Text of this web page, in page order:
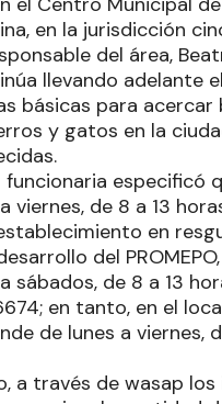
en la jurisdicción
del área,
llevando adelante
básicas para
y gatos en la
funcionaria especificó
viernes, de 8 a 13
en
del
sábados, de 8 a 13
en tanto, en el
de lunes a viernes,
a través de wasap